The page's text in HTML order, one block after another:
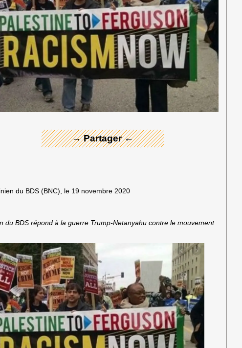
→ Partager ←
← Merci ! →
du BDS (BNC), le 19 novembre 2020
du BDS répond à la guerre Trump-Netanyahu contre le mouvement